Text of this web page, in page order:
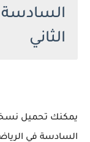
الثاني
السادسة في